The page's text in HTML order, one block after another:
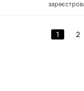
1 2